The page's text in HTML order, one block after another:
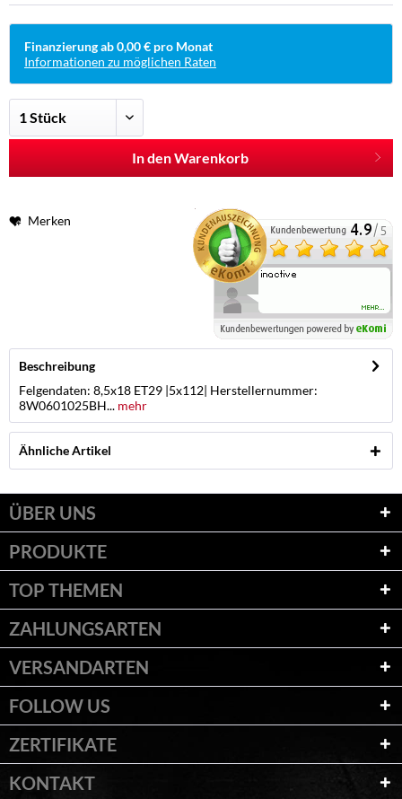
Finanzierung ab 0,00 € pro Monat
Informationen zu möglichen Raten
In den Warenkorb
Merken
Beschreibung
Felgendaten: 8,5x18 ET29 |5x112| Herstellernummer:
8W0601025BH... mehr
Ähnliche Artikel
ÜBER UNS
PRODUKTE
TOP THEMEN
ZAHLUNGSARTEN
VERSANDARTEN
FOLLOW US
ZERTIFIKATE
KONTAKT